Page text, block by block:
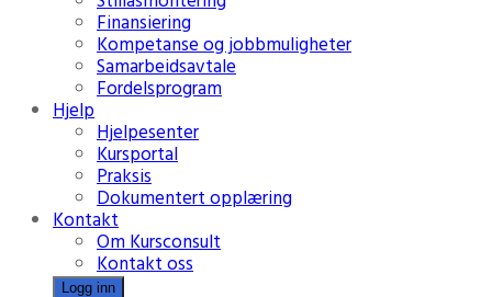
Finansiering
Kompetanse og jobbmuligheter
Samarbeidsavtale
Fordelsprogram
Hjelp
Hjelpesenter
Kursportal
Praksis
Dokumentert opplæring
Kontakt
Om Kursconsult
Kontakt oss
Logg inn